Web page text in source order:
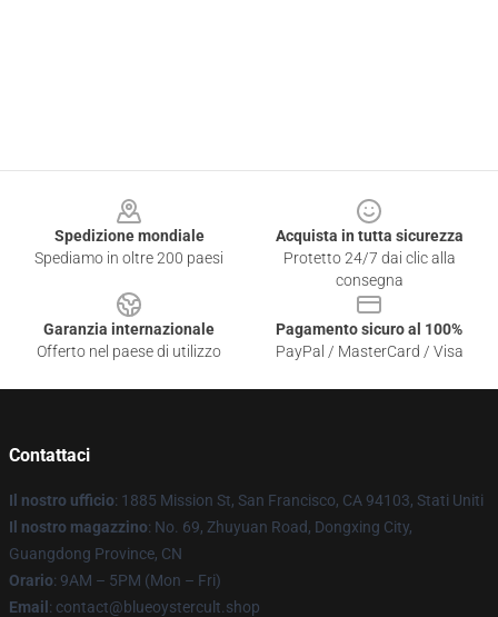
Spedizione mondiale
Spediamo in oltre 200 paesi
Acquista in tutta sicurezza
Protetto 24/7 dai clic alla
consegna
Garanzia internazionale
Offerto nel paese di utilizzo
Pagamento sicuro al 100%
PayPal / MasterCard / Visa
Contattaci
Il nostro ufficio: 1885 Mission St, San Francisco, CA 94103, Stati Uniti
Il nostro magazzino: No. 69, Zhuyuan Road, Dongxing City,
Guangdong Province, CN
Orario: 9AM – 5PM (Mon – Fri)
Email : contact@blueoystercult.shop